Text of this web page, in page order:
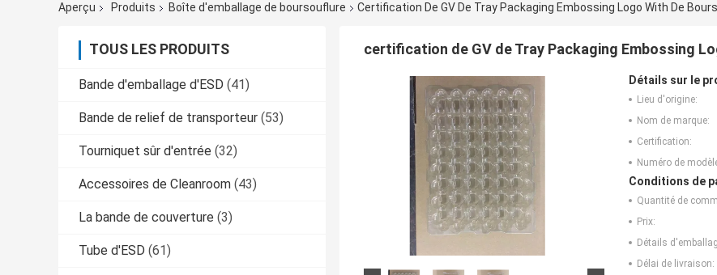
Aperçu
Produits Boîte d'emballage de boursouflure Certification De GV De Tray Packaging Embossing Logo With De
TOUS LES PRODUITS
Bande d'emballage d'ESD (41)
Bande de relief de transporteur (53)
Tourniquet sûr d'entrée (32)
Accessoires de Cleanroom (43)
La bande de couverture (3)
Tube d'ESD (61)
certification de GV de Tray Packaging Embossing
Détails sur le
Lieu d'origine:
Nom de marque:
Certification:
Numéro de
Conditions de
Quantité de
Prix:
Détails
Délai de livraison: